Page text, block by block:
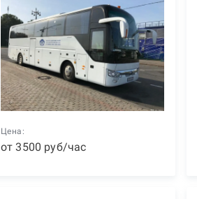
Цена:
от3500 руб/час